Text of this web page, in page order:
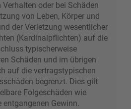
oder bei Schäden
von Leben, Körper und
der Verletzung wesentlicher
(Kardinalpflichten) auf die
typischerweise
Schäden und im übrigen
auf die vertragstypischen
begrenzt. Dies gilt
Folgeschäden wie
entgangenen Gewinn.